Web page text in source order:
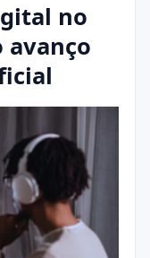
no
avanço